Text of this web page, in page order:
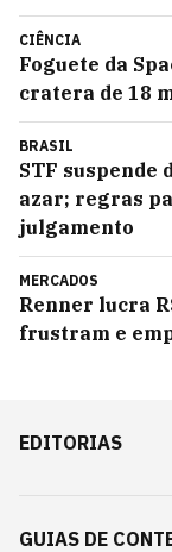
CIÊNCIA
Foguete da
cratera de 18
BRASIL
STF suspende
azar; regras
julgamento
MERCADOS
Renner lucra
frustram e
EDITORIAS
GUIAS DE